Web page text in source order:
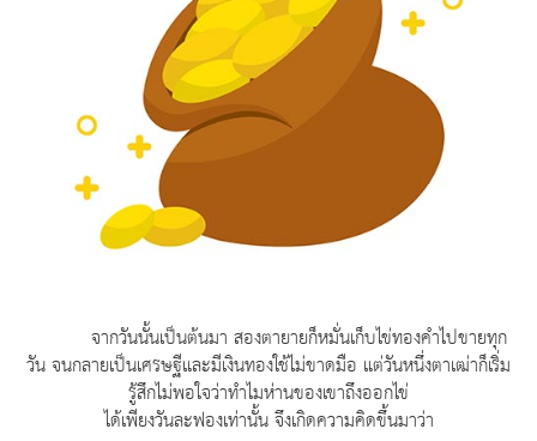
จากวันนั้นเป็นต้นมา สองตายายก็หมั่นเก็บไข่ทองคำไปขายทุก
วัน จนกลายเป็นเศรษฐีและมีเงินทองใช้ไม่ขาดมือ แต่วันหนึ่งตาเฒ่าก็เริ่ม
รู้สึกไม่พอใจว่าทำไมห่านของเขาถึงออกไข่
ได้เพียงวันละฟองเท่านั้น จึงเกิดความคิดขึ้นมาว่า